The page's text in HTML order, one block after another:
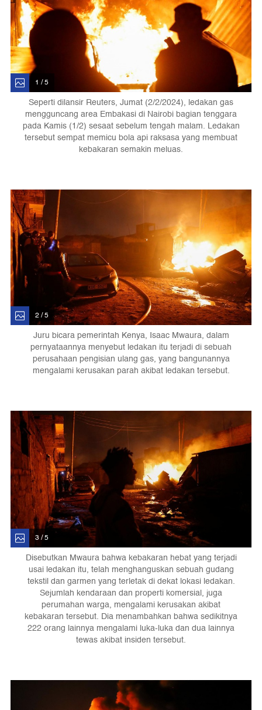
1 / 5
Seperti dilansir Reuters, Jumat (2/2/2024), ledakan gas
mengguncang area Embakasi di Nairobi bagian tenggara
pada Kamis (1/2) sesaat sebelum tengah malam. Ledakan
tersebut sempat memicu bola api raksasa yang membuat
kebakaran semakin meluas.
2 / 5
Juru bicara pemerintah Kenya, Isaac Mwaura, dalam
pernyataannya menyebut ledakan itu terjadi di sebuah
perusahaan pengisian ulang gas, yang bangunannya
mengalami kerusakan parah akibat ledakan tersebut.
3 / 5
Disebutkan Mwaura bahwa kebakaran hebat yang terjadi
usai ledakan itu, telah menghanguskan sebuah gudang
tekstil dan garmen yang terletak di dekat lokasi ledakan.
Sejumlah kendaraan dan properti komersial, juga
perumahan warga, mengalami kerusakan akibat
kebakaran tersebut. Dia menambahkan bahwa sedikitnya
222 orang lainnya mengalami luka-luka dan dua lainnya
tewas akibat insiden tersebut.